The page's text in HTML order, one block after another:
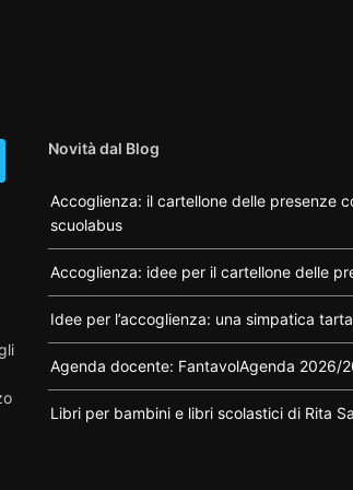
Novità dal Blog
Accoglienza: il cartellone delle presenze
scuolabus
Accoglienza: idee per il cartellone delle
Idee per l’accoglienza: una simpatica
Agenda docente: FantavolAgenda 2026/
Libri per bambini e libri scolastici di Rita